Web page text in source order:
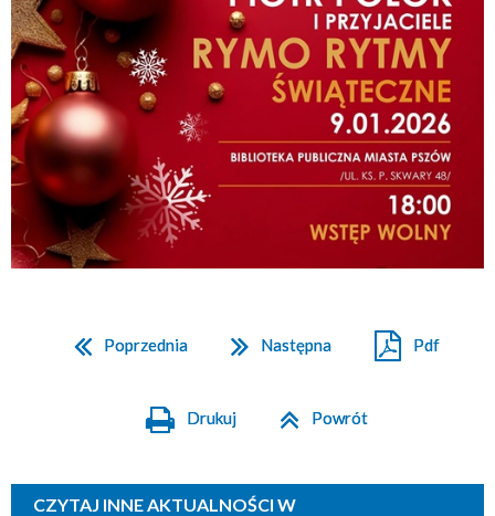
Poprzednia Następna Pdf
Drukuj Powrót
CZYTAJ INNE AKTUALNOŚCI W